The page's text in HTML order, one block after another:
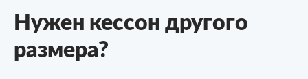
Нужен кессон другого
размера?